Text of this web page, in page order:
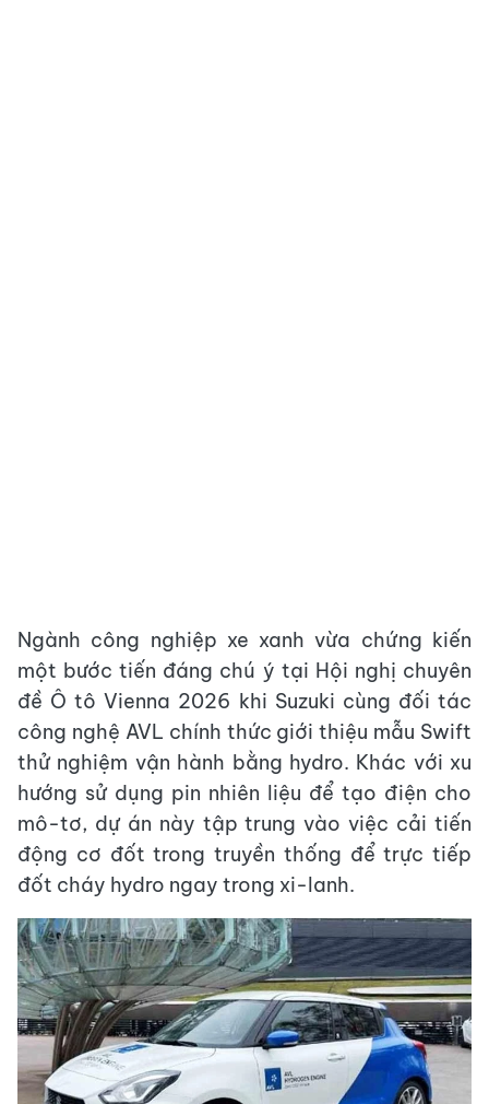
Ngành công nghiệp xe xanh vừa chứng kiến
một bước tiến đáng chú ý tại Hội nghị chuyên
đề Ô tô Vienna 2026 khi Suzuki cùng đối tác
công nghệ AVL chính thức giới thiệu mẫu Swift
thử nghiệm vận hành bằng hydro. Khác với xu
hướng sử dụng pin nhiên liệu để tạo điện cho
mô-tơ, dự án này tập trung vào việc cải tiến
động cơ đốt trong truyền thống để trực tiếp
đốt cháy hydro ngay trong xi-lanh.